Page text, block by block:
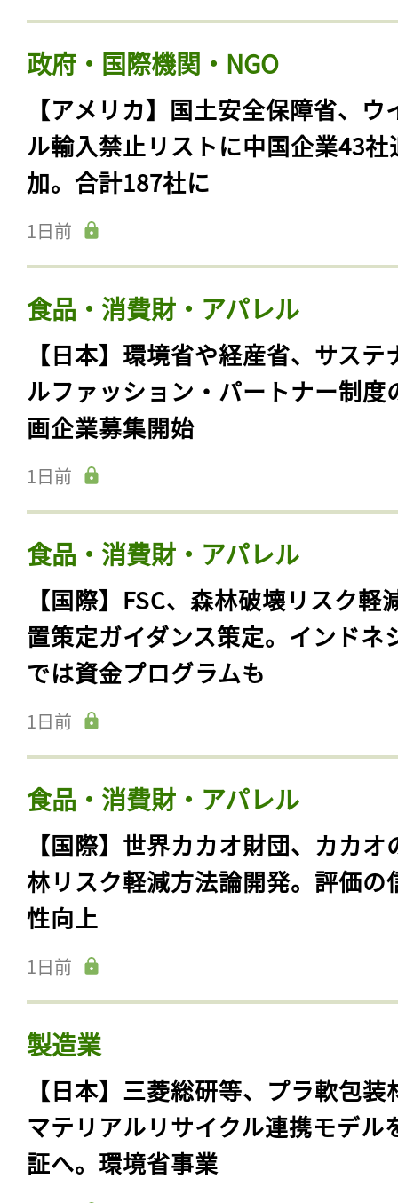
政府・国際機関・NGO
【アメリカ】国土安全保障省、ウ
ル輸入禁止リストに中国企業43社
加。合計187社に
1日前
食品・消費財・アパレル
【日本】環境省や経産省、サステ
ルファッション・パートナー制度
画企業募集開始
1日前
食品・消費財・アパレル
【国際】FSC、森林破壊リスク軽
置策定ガイダンス策定。インドネ
では資金プログラムも
1日前
食品・消費財・アパレル
【国際】世界カカオ財団、カカオ
林リスク軽減方法論開発。評価の
性向上
1日前
製造業
【日本】三菱総研等、プラ軟包装
マテリアルリサイクル連携モデル
証へ。環境省事業